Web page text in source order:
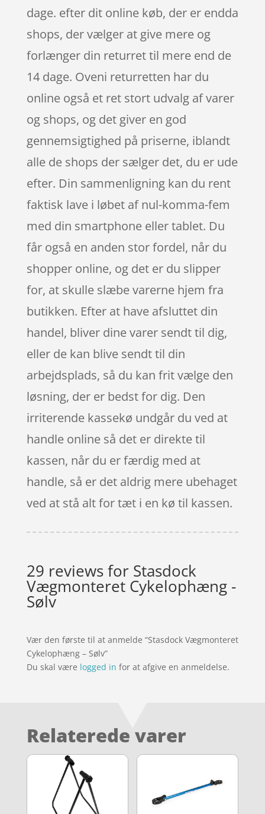
dage. efter dit online køb, der er endda
shops, der vælger at give mere og
forlænger din returret til mere end de
14 dage. Oveni returretten har du
online også et ret stort udvalg af varer
og shops, og det giver en god
gennemsigtighed på priserne, iblandt
alle de shops der sælger det, du er ude
efter. Din sammenligning kan du rent
faktisk lave i løbet af nul-komma-fem
med din smartphone eller tablet. Du
får også en anden stor fordel, når du
shopper online, og det er du slipper
for, at skulle slæbe varerne hjem fra
butikken. Efter at have afsluttet din
handel, bliver dine varer sendt til dig,
eller de kan blive sendt til din
arbejdsplads, så du kan frit vælge den
løsning, der er bedst for dig. Den
irriterende kassekø undgår du ved at
handle online så det er direkte til
kassen, når du er færdig med at
handle, så er det aldrig mere ubehaget
ved at stå alt for tæt i en kø til kassen.
29 reviews for Stasdock
Vægmonteret Cykelophæng -
Sølv
Vær den første til at anmelde “Stasdock Vægmonteret
Cykelophæng – Sølv”
Du skal være logged in for at afgive en anmeldelse.
Relaterede varer